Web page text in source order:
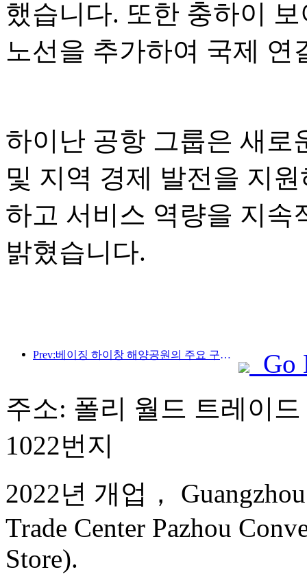
했습니다. 또한 충하이
노선을 추가하여 국제
하이난 공항 그룹은 새로
및 지역 경제 발전을 지
하고 서비스 역량을 지속
밝혔습니다.
Prev:베이징 하이창 해양공원의 주요 구조물은 연내 상량될 예정이며, 완공 및 개장은 2027년으로 예상됩니다.
Go
주소: 폴리 월드 트레이
1022번지
2022년 개업，
Trade Center Pazhou
Store).